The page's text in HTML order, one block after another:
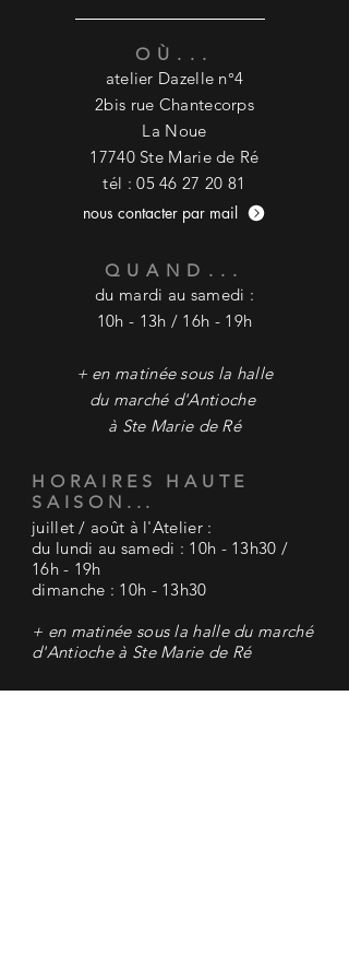
OÙ...
atelier Dazelle n°4
2bis rue Chantecorps
La Noue
17740 Ste Marie de Ré
tél :05 46 27 20 81
nous contacter par mail
QUAND...
du mardi au samedi :
10h - 13h / 16h - 19h
+ en matinée sous la halle
du marché d'Antioche
à Ste Marie de Ré
HORAIRES HAUTE
SAISON...
juillet / août à l'Atelier :
du lundi au samedi : 10h - 13h30 /
16h - 19h
dimanche : 10h - 13h30
+ en matinée sous la halle du marché
d'Antioche à Ste Marie de Ré